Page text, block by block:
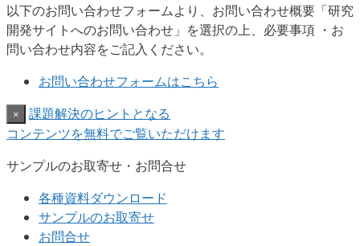
以下のお問い合わせフォームより、お問い合わせ概要「研究
開発サイトへのお問い合わせ」を選択の上、必要事項 ・お
問い合わせ内容をご記入ください。
お問い合わせフォームはこちら
×
課題解決のヒントとなる
コンテンツを無料でご覧いただけます
サンプルのお取寄せ・お問合せ
各種資料ダウンロード
サンプルのお取寄せ
お問合せ